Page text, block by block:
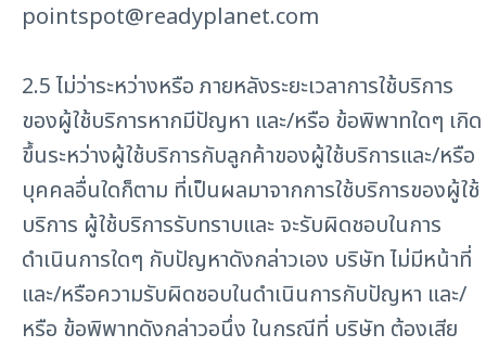
pointspot@readyplanet.com
2.5 ไม่ว่าระหว่างหรือ ภายหลังระยะเวลาการใช้บริการ
ของผู้ใช้บริการหากมีปัญหา และ/หรือ ข้อพิพาทใดๆ เกิด
ขึ้นระหว่างผู้ใช้บริการกับลูกค้าของผู้ใช้บริการและ/หรือ
บุคคลอื่นใดก็ตาม ที่เป็นผลมาจากการใช้บริการของผู้ใช้
บริการ ผู้ใช้บริการรับทราบและ จะรับผิดชอบในการ
ดำเนินการใดๆ กับปัญหาดังกล่าวเอง บริษัท ไม่มีหน้าที่
และ/หรือความรับผิดชอบในดำเนินการกับปัญหา และ/
หรือ ข้อพิพาทดังกล่าวอนึ่ง ในกรณีที่ บริษัท ต้องเสีย